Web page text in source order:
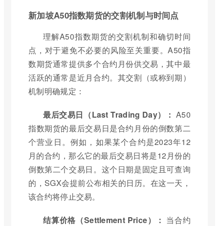
新加坡A50指数期货的交割机制与时间点
理解A50指数期货的交割机制和确切时间
点，对于避免不必要的风险至关重要。A50指
数期货通常提供多个合约月份供交易，其中最
活跃的通常是近月合约。其交割（或称到期）
机制明确规定：
最后交易日（Last Trading Day）： A50
指数期货的最后交易日是合约月份的倒数第二
个营业日。例如，如果某个合约是2023年12
月的合约，那么它的最后交易日将是12月份的
倒数第二个交易日。这个日期是固定且可查询
的，SGX会提前公布相关的日历。在这一天，
该合约将停止交易。
结算价格（Settlement Price）： 当合约